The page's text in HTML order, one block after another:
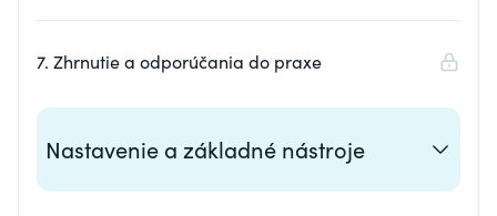
7. Zhrnutie a odporúčania do praxe
Nastavenie a základné nástroje